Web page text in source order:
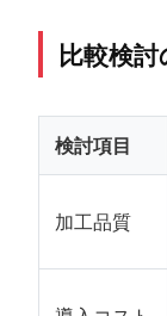
比較検
検討項目
加工品質